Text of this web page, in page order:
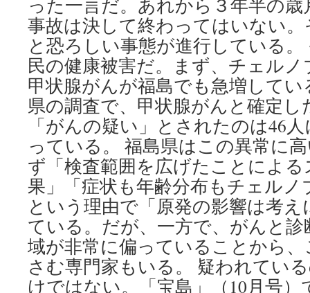
か
ら
年、
藤
沢
で
集
会
via
東
京
新
聞
った一言だ。あれから３年半の
事故は決して終わってはいない
と恐ろしい事態が進行している
民の健康被害だ。まず、チェル
甲状腺がんが福島でも急増して
県の調査で、甲状腺がんと確定し
「がんの疑い」とされたのは46
っている。 福島県はこの異常に
ず「検査範囲を広げたことによ
果」「症状も年齢分布もチェル
という理由で「原発の影響は考
ている。だが、一方で、がんと
域が非常に偏っていることから
さむ専門家もいる。 疑われてい
けではない。「宝島」（10月号